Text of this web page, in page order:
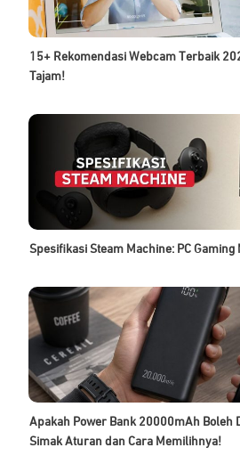
15+ Rekomendasi Webcam Terbaik
Tajam!
Spesifikasi Steam Machine: PC
Apakah Power Bank 20000mAh Boleh
Simak Aturan dan Cara Memilihnya!